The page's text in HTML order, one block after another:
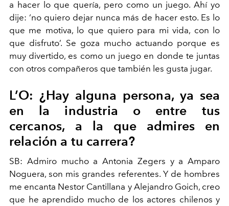
a hacer lo que quería, pero como un juego.Ahí yo
dije: ‘no quiero dejar nunca más de hacer esto. Es lo
que me motiva, lo que quiero para mi vida, con lo
que disfruto’. Se goza mucho actuando porque es
muy divertido, es como un juego en donde te juntas
con otros compañeros que también les gusta jugar.
L’O: ¿Hay alguna persona, ya sea
en la industria o entre tus
cercanos, a la que admires en
relación a tu carrera?
SB: Admiro mucho a Antonia Zegers y a Amparo
Noguera, son mis grandes referentes. Y de hombres
me encanta Nestor Cantillana y Alejandro Goich, creo
que he aprendido mucho de los actores chilenos y